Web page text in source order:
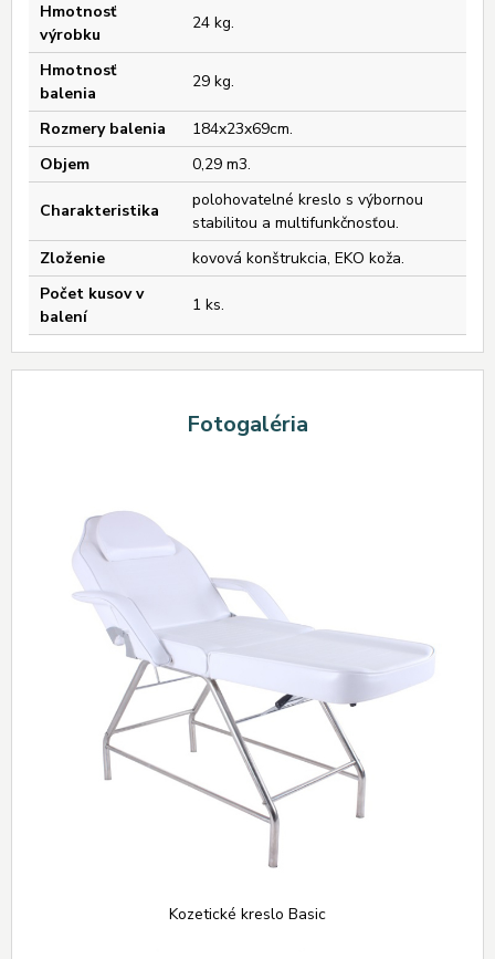
Hmotnosť
výrobku
24 kg.
Hmotnosť
balenia
29 kg.
Rozmery balenia
184x23x69cm.
Objem
0,29 m3.
Charakteristika
polohovatelné kreslo s výbornou
stabilitou a multifunkčnosťou.
Zloženie
kovová konštrukcia, EKO koža.
Počet kusov v
balení
1 ks.
Fotogaléria
Kozetické kreslo Basic